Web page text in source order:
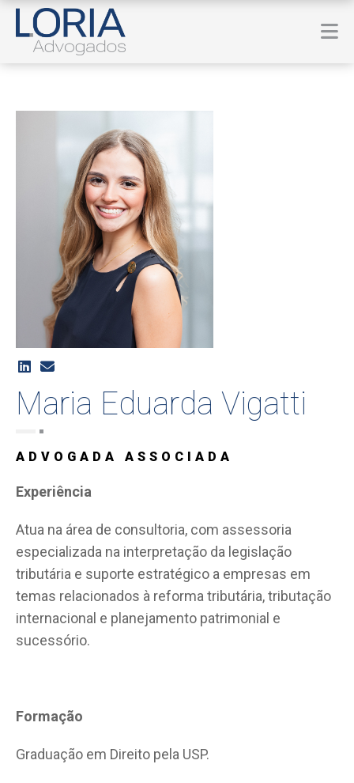
Maria Eduarda Vigatti
ADVOGADA ASSOCIADA
Experiência
Atua na área de consultoria, com assessoria
especializada na interpretação da legislação
tributária e suporte estratégico a empresas em
temas relacionados à reforma tributária, tributação
internacional e planejamento patrimonial e
sucessório.
Formação
Graduação em Direito pela USP.